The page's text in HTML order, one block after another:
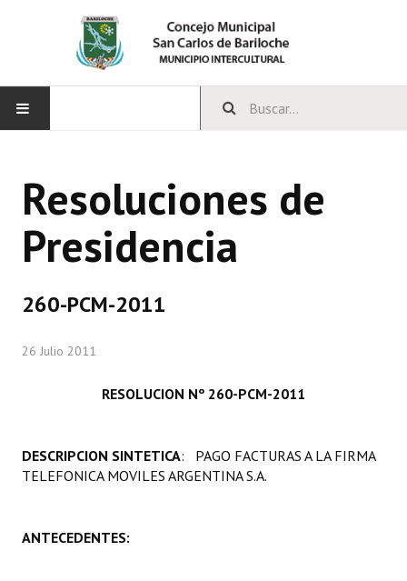
CONCEJO
Bloques Políticos
Comisiones Permanentes
Comisiones Especiales
Concejales Mandato Cumplido
LEGISLACIÓN
Constitución Provincial
Resoluciones de
Presidencia
260-PCM-2011
26 Julio 2011
RESOLUCION Nº 260-PCM-2011
DESCRIPCION SINTETICA: PAGO FACTURAS A LA FIRMA
TELEFONICA MOVILES ARGENTINA S.A.
ANTECEDENTES: